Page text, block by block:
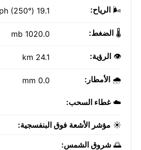
🌬️ الرياح: 19.1 kph (250°)
🌡️ الضغط: 1020.0 mb
👁️ الرؤية: 24.1 km
🌧️ الأمطار: 0.0 mm
☁️غطاء السحب:
☀️ مؤشر الأشعة فوق البنفسجية:
🌅 شروق الشمس: